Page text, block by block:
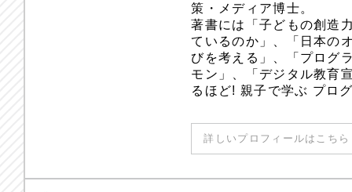
策・メディア博士。
著書には「子どもの創造
ているのか」、「日本の
びを考える」、「プログ
モン」、「デジタル教育
るほど! 親子で学ぶ プロ
詳しいプロフィールはこち